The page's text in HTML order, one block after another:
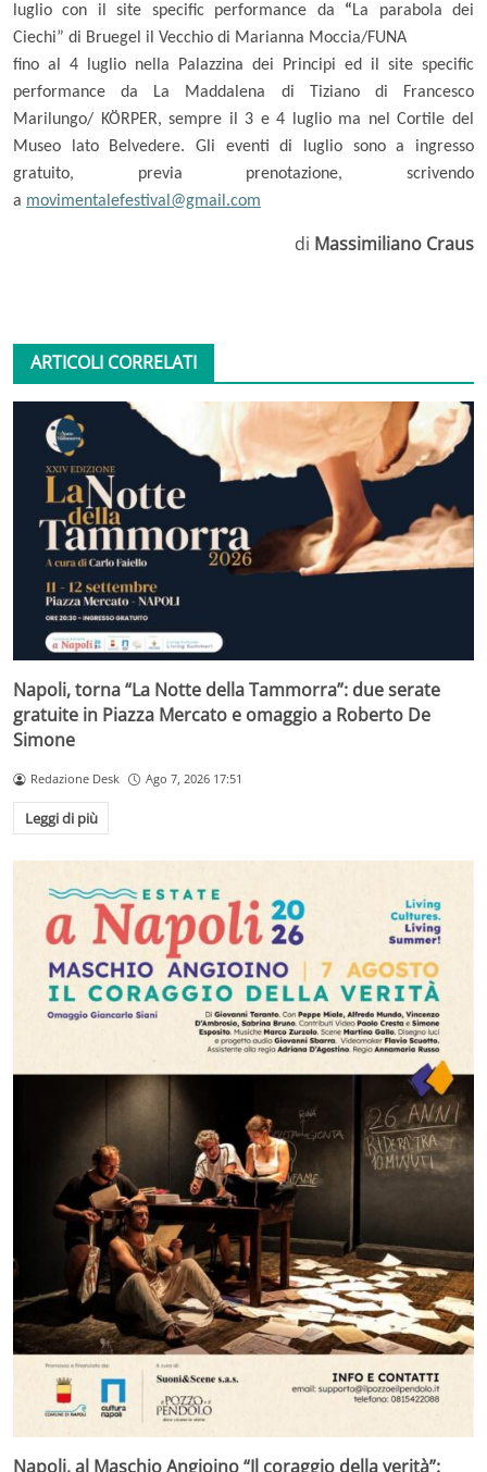
luglio con il site specific performance da “La parabola dei
Ciechi” di Bruegel il Vecchio di Marianna Moccia/FUNA
fino al 4 luglio nella Palazzina dei Principi ed il site specific
performance da
La Maddalena di Tiziano di Francesco
Marilungo/ KÖRPER, sempre il 3 e 4 luglio ma nel Cortile del
Museo lato Belvedere. Gli eventi di luglio sono a ingresso
gratuito, previa prenotazione, scrivendo
a movimentalefestival@gmail.com
di Massimiliano Craus
ARTICOLI CORRELATI
Napoli, torna “La Notte della Tammorra”: due serate
gratuite in Piazza Mercato e omaggio a Roberto De
Simone
Redazione Desk Ago 7, 2026 17:51
Leggi di più
Napoli, al Maschio Angioino “Il coraggio della verità”: